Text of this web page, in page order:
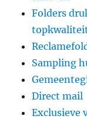
Folders
Sampling
Direct mail
Exclusieve